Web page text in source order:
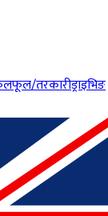
तरकारीड्राइभिङ